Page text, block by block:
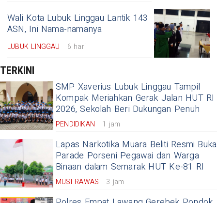
Wali Kota Lubuk Linggau Lantik 143
ASN, Ini Nama-namanya
LUBUK LINGGAU 6 hari
TERKINI
SMP Xaverius Lubuk Linggau Tampil
Kompak Meriahkan Gerak Jalan HUT RI
2026, Sekolah Beri Dukungan Penuh
PENDIDIKAN 1 jam
Lapas Narkotika Muara Beliti Resmi Buka
Parade Porseni Pegawai dan Warga
Binaan dalam Semarak HUT Ke-81 RI
MUSI RAWAS 3 jam